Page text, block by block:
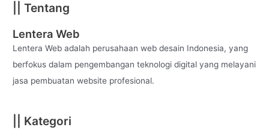
r
c
h
f
o
|| Tentang
Lentera Web
Lentera Web adalah perusahaan web desain Indonesia, yang
berfokus dalam pengembangan teknologi digital yang melayani
jasa pembuatan website profesional.
|| Kategori